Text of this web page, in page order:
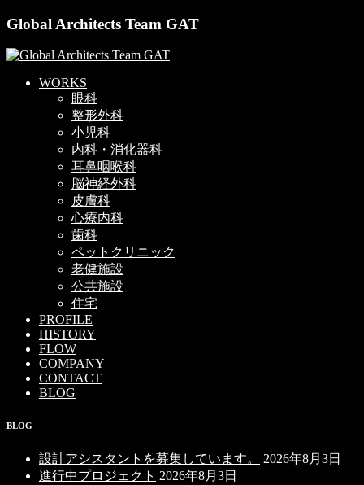
Global Architects Team GAT
WORKS
眼科
整形外科
小児科
内科・消化器科
耳鼻咽喉科
脳神経外科
皮膚科
心療内科
歯科
ペットクリニック
老健施設
公共施設
住宅
PROFILE
HISTORY
FLOW
COMPANY
CONTACT
BLOG
BLOG
設計アシスタントを募集しています。
2026年8月3日
進行中プロジェクト 2026年8月3日